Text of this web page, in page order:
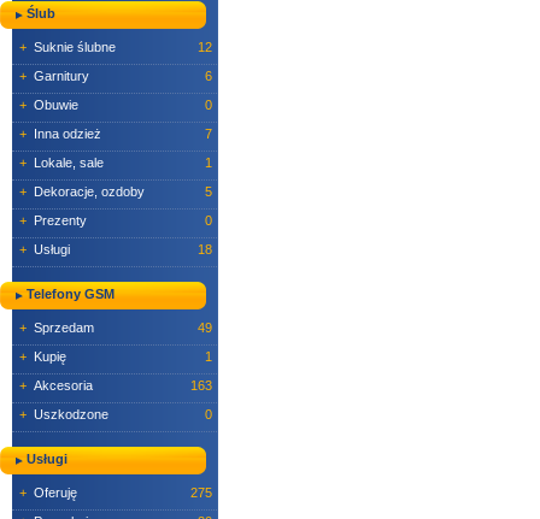
Ślub
+ Suknie ślubne
12
+ Garnitury
6
+ Obuwie
0
+ Inna odzież
7
+ Lokale, sale
1
+ Dekoracje, ozdoby
5
+ Prezenty
0
+ Usługi 18
Telefony GSM
+ Sprzedam
49
+ Kupię
1
+ Akcesoria
163
+ Uszkodzone 0
Usługi
+ Oferuję
275